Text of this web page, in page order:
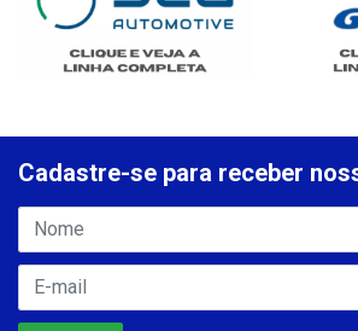
Cadastre-se para receber